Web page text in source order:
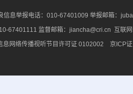
信息举报电话：010-67401009 举报邮箱：
67401111 监督邮箱：jiancha@cri.cn 互联
息网络传播视听节目许可证 0102002 京ICP